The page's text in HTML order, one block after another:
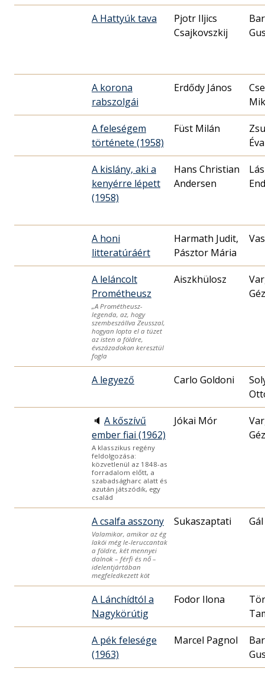
A Hattyúk tava
Pjotr Iljics
Csajkovszkij
A korona
rabszolgái
Erdődy János
A feleségem
története (1958)
Füst Milán
Éva
A kislány, aki a
kenyérre lépett
(1958)
Hans Christian
Andersen
A honi
litteratúráért
Harmath Judit,
Pásztor Mária
A leláncolt
Prométheusz
„A Prométheusz-
legenda, az, hogy
szembeszállva Zeusszal,
hogyan lopta el a tüzet
az isten a földre,
évszázadokon keresztül
fogla
Aiszkhülosz
A legyező Carlo Goldoni
🔈 A kőszívű
ember fiai (1962)
A klasszikus regény
feldolgozása:
közvetlenül az 1848-as
forradalom előtt, a
szabadságharc alatt és
azután játszódik, egy
család
Jókai Mór
A csalfa asszony
Valamikor, amikor az ég
lakói még le-leruccantak
a földre, két mennyei
dalnok – férfi és nő –
idelentjártában
megfeledkezett köt
Sukaszaptati
A Lánchídtól a
Nagykörútig
Fodor Ilona
A pék felesége
(1963)
Marcel Pagnol